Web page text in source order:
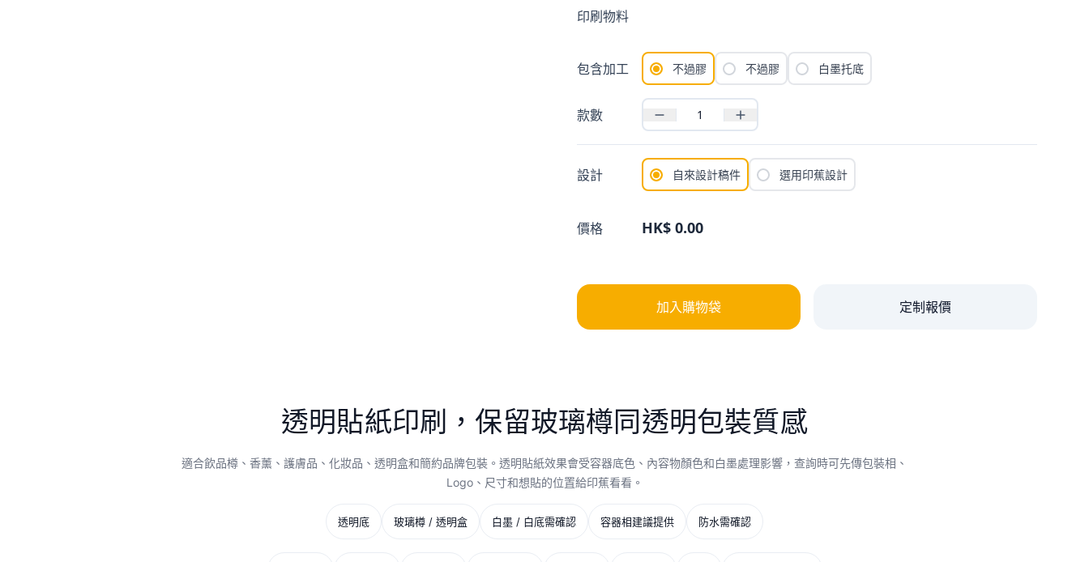
印刷物料
包含加工 不過膠 不過膠 白墨托底
款數
設計 自來設計稿件 選用印蕉設計
價格 HK$ 0.00
加入購物袋 定制報價
透明貼紙印刷，保留玻璃樽同透明包裝質感
適合飲品樽、香薰、護膚品、化妝品、透明盒和簡約品牌包裝。透明貼紙效果會受容器底色、內容物顏色和白墨處理影響，查詢時可先傳包裝相、
Logo、尺寸和想貼的位置給印蕉看看。
透明底 玻璃樽 / 透明盒 白墨 / 白底需確認 容器相建議提供 防水需確認